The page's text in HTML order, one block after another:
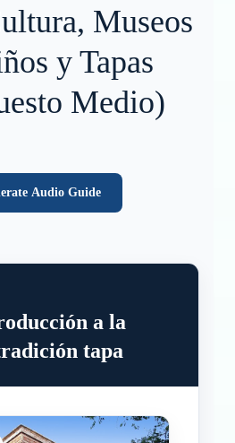
Museos
y Tapas
Medio)
Audio Guide
a la
tapa